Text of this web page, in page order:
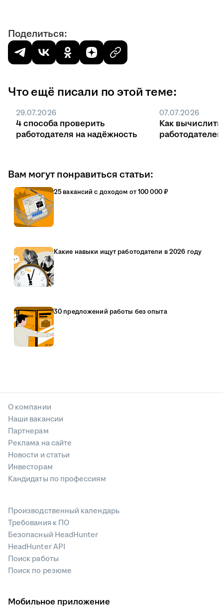
Поделиться:
Что ещё писали по этой теме:
29.07.2026
4 способа проверить
работодателя на надёжность
07.07.2026
Как вычислить
Вам могут понравиться статьи:
25 вакансий с доходом от 100 000 ₽
Какие навыки ищут работодатели в 2026 году
30 предложений работы без опыта
О компании
Наши вакансии
Партнерам
Реклама на сайте
Новости и статьи
Инвесторам
Кандидаты по профессиям
Производственный календарь
Требования к ПО
Безопасный HeadHunter
HeadHunter API
Поиск работы
Поиск по резюме
Мобильное приложение